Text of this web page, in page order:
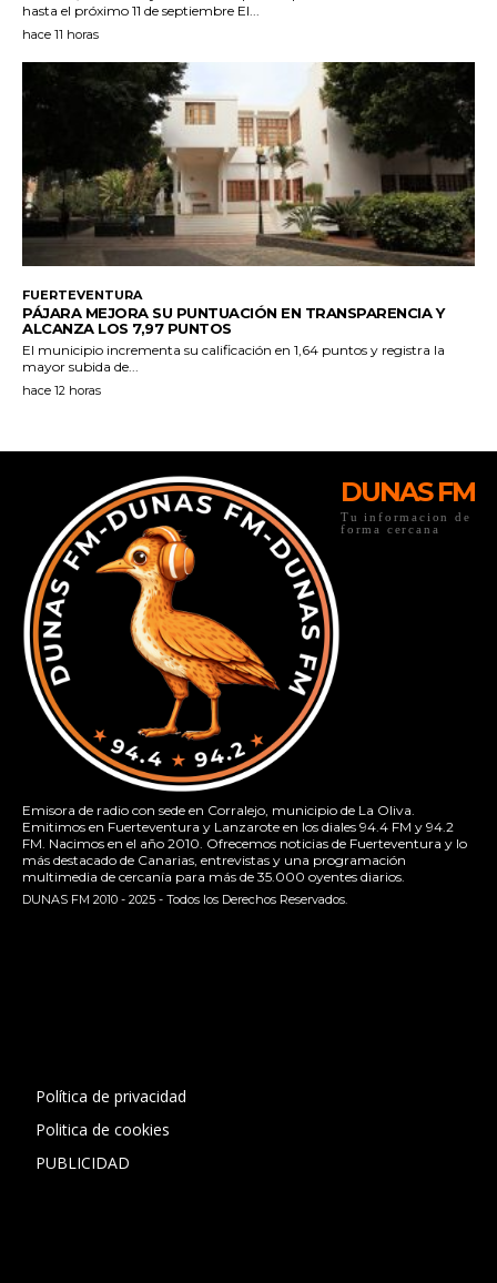
DUNAS FM
Tu informacion de
forma cercana
Emisora de radio con sede en Corralejo, municipio de La Oliva.
Emitimos en Fuerteventura y Lanzarote en los diales 94.4 FM y 94.2
FM. Nacimos en el año 2010. Ofrecemos noticias de Fuerteventura y lo
más destacado de Canarias, entrevistas y una programación
multimedia de cercanía para más de 35.000 oyentes diarios.
DUNAS FM 2010 - 2025 - Todos los Derechos Reservados.
Política de privacidad
Politica de cookies
PUBLICIDAD